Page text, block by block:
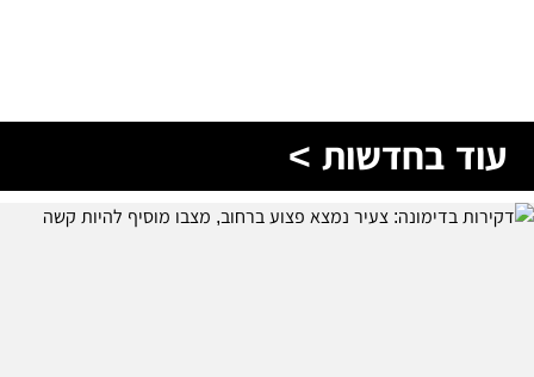
עוד בחדשות >